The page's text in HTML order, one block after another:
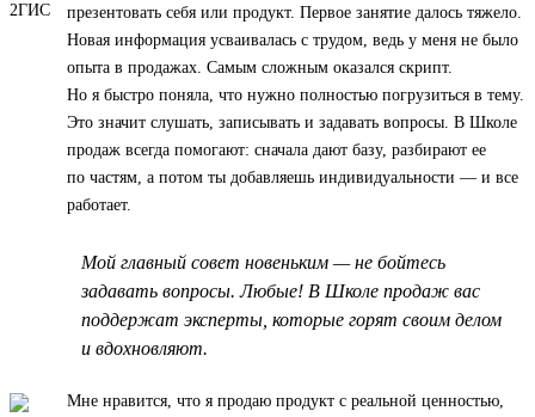
презентовать себя или продукт. Первое занятие далось тяжело.
Новая информация усваивалась с трудом, ведь у меня не было
опыта в продажах. Самым сложным оказался скрипт.
Но я быстро поняла, что нужно полностью погрузиться в тему.
Это значит слушать, записывать и задавать вопросы. В Школе
продаж всегда помогают: сначала дают базу, разбирают ее
по частям, а потом ты добавляешь индивидуальности — и все
работает.
Мой главный совет новеньким — не бойтесь
задавать вопросы. Любые! В Школе продаж вас
поддержат эксперты, которые горят своим делом
и вдохновляют.
Мне нравится, что я продаю продукт с реальной ценностью,